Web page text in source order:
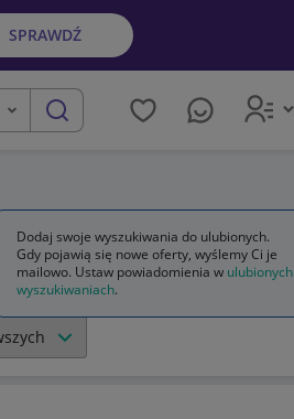
SPRAWDŹ
szukaj
Dodaj swoje wyszukiwania do ulubionych.
Gdy pojawią się nowe oferty, wyślemy Ci je
mailowo. Ustaw powiadomienia w ulubionych
wyszukiwaniach.